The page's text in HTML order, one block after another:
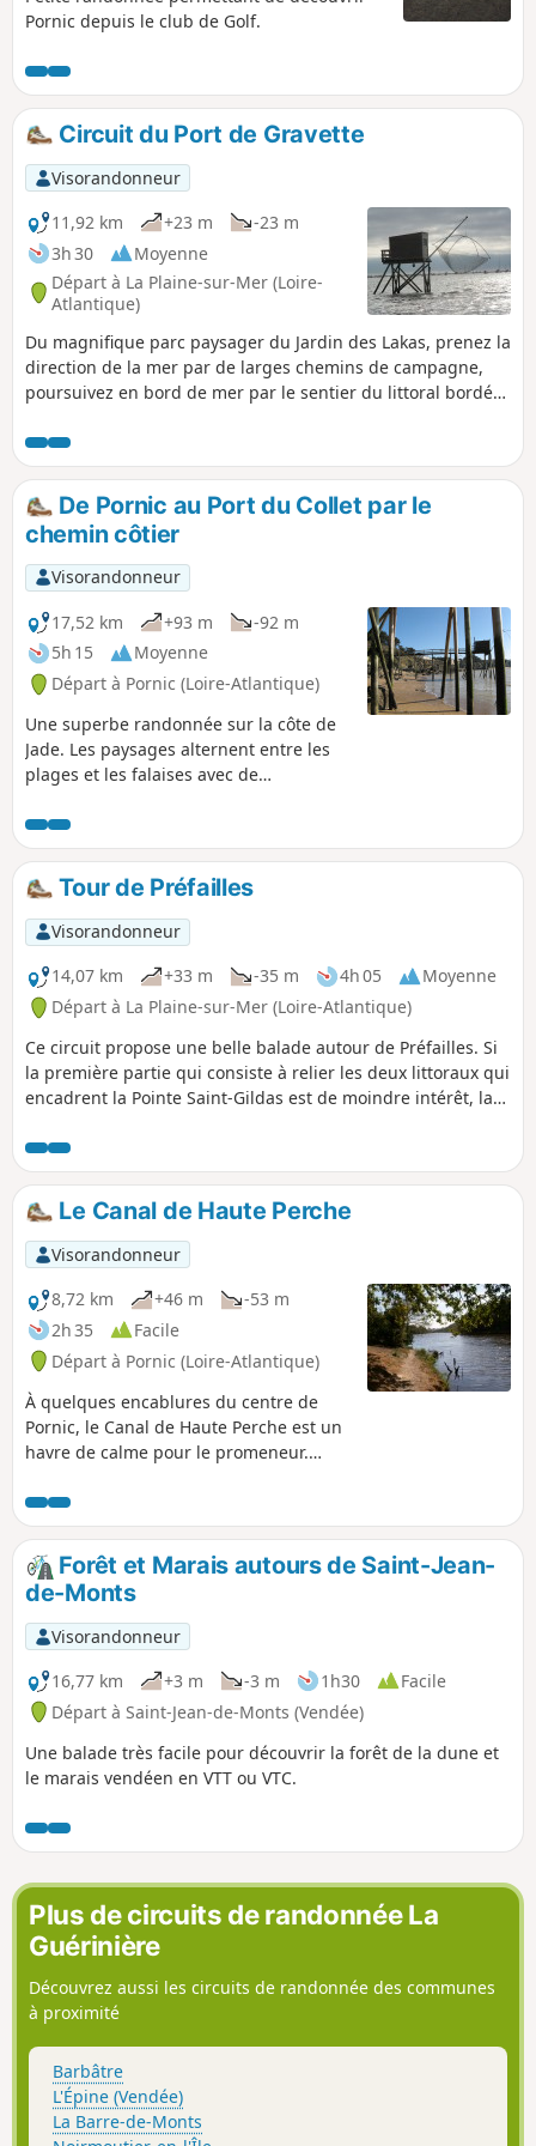
Pornic depuis le club de Golf.
Circuit du Port de Gravette
Visorandonneur
11,92 km
+23 m
-23 m
3h 30
Moyenne
Départ à La Plaine-sur-Mer (Loire-
Atlantique)
Du magnifique parc paysager du Jardin des Lakas, prenez la
direction de la mer par de larges chemins de campagne,
poursuivez en bord de mer par le sentier du littoral bordé
pêche et de plaisance, de nouveaux chemins vous
ramènent à la Plaine-sur-Mer.
De Pornic au Port du Collet par le
chemin côtier
Visorandonneur
17,52 km
+93 m
-92 m
5h 15
Moyenne
Départ à Pornic (Loire-Atlantique)
Une superbe randonnée sur la côte de
Jade. Les paysages alternent entre les
plages et les falaises avec de
sont utilisés à la belle saison. Vous
pourrez observer deux mégalithes à la
Joselière et à la Fontaine aux Bretons.
Randonnée en ligne entre la gare de
Pornic et le Port du Collet : s'organiser
pour le retour.
Tour de Préfailles
Visorandonneur
14,07 km
+33 m -35 m 4h 05
Moyenne
Départ à La Plaine-sur-Mer (Loire-Atlantique)
Ce circuit propose une belle balade autour de Préfailles. Si
la première partie qui consiste à relier les deux littoraux qui
encadrent la Pointe Saint-Gildas est de moindre intérêt, la
On y pose ses pas d'abord face à l'Île de Noirmoutier, puis
passée la pointe, c'est la Côte d'Amour qui barre l'horizon.
Attention, pas beaucoup d'ombre sur cet itinéraire, qu'il
faut mieux pratiquer quand le soleil n'est pas trop ardent.
Le Canal de Haute Perche
Visorandonneur
8,72 km
+46 m
-53 m
2h 35
Facile
Départ à Pornic (Loire-Atlantique)
À quelques encablures du centre de
Pornic, le Canal de Haute Perche est un
havre de calme pour le promeneur.
bocagères, découvrez d'une rive à
l'autre l'histoire et les richesses
naturelles de cette voie d'eau.
Forêt et Marais autours de Saint-Jean-
de-Monts
Visorandonneur
16,77 km
+3 m -3 m 1h30
Facile
Départ à Saint-Jean-de-Monts (Vendée)
Une balade très facile pour découvrir la forêt de la dune et
le marais vendéen en VTT ou VTC.
Plus de circuits de randonnée La
Guérinière
Découvrez aussi les circuits de randonnée des communes
à proximité
Barbâtre
L'Épine (Vendée)
La Barre-de-Monts